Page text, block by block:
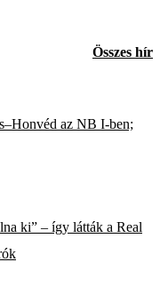
Összes hír
az NB I-ben;
ki” – így látták a Real